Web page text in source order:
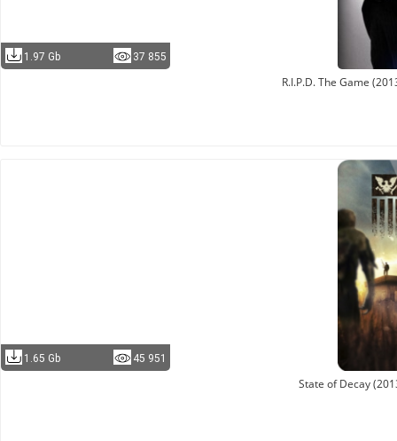
1.97 Gb 37 855
R.I.P.D. The Game
1.65 Gb 45 951
State of Decay